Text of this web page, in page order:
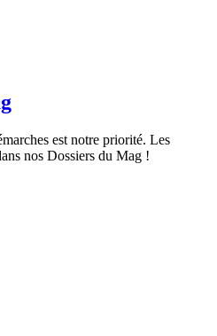
est notre priorité. Les
nos Dossiers du Mag !